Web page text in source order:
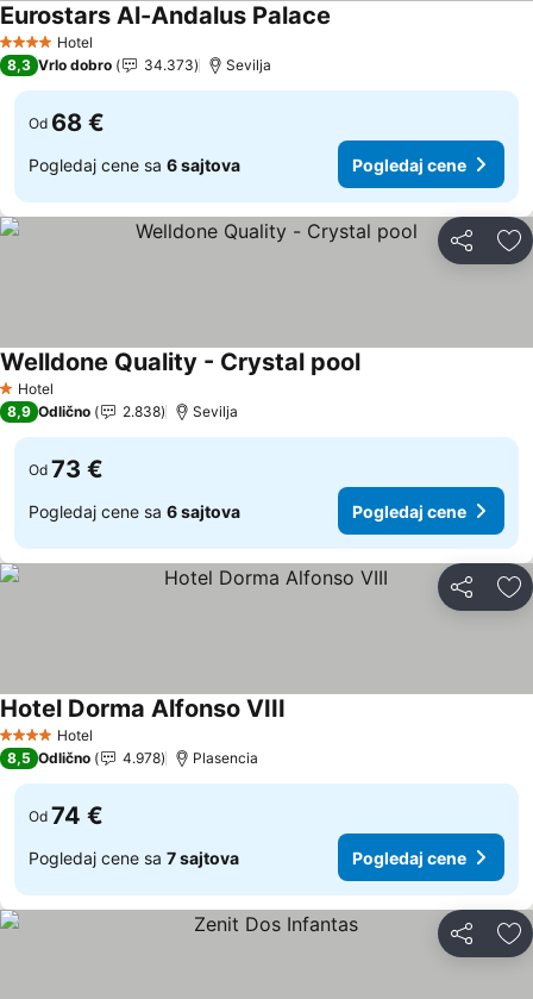
4 ZvezdiceHotel
Eurostars Al-Andalus Palace
8,3 Vrlo dobro 34.373 Sevilja
Od 68 €
Pogledaj cene sa 6 sajtova Pogledaj cene
Deli
1 Zvezdice
Hotel
Welldone Quality - Crystal poolPogledaj cene
8,9 Odlično 2.838 Sevilja
Od 73 €
Pogledaj cene sa 6 sajtova Pogledaj cene
Deli
4 ZvezdiceHotel
Hotel Dorma Alfonso VIII
8,5 Odlično 4.978 Plasencia
Od 74 €
Pogledaj cene sa 7 sajtova Pogledaj cene
Deli